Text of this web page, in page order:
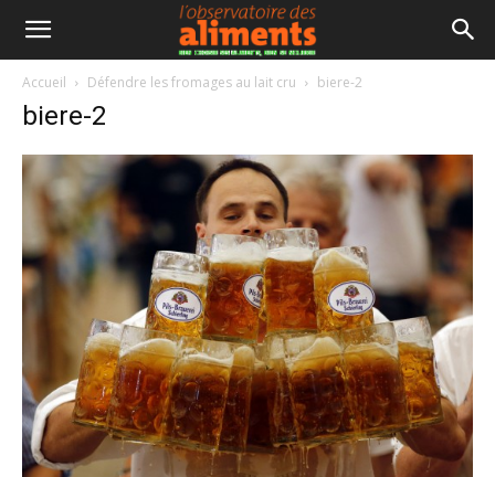
Accueil Défendre les fromages au lait cru biere-2
biere-2